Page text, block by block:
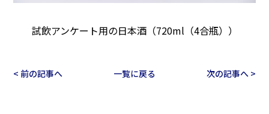
試飲アンケート用の日本酒（720ml（4合瓶））
< 前の記事へ 一覧に戻る 次の記事へ >